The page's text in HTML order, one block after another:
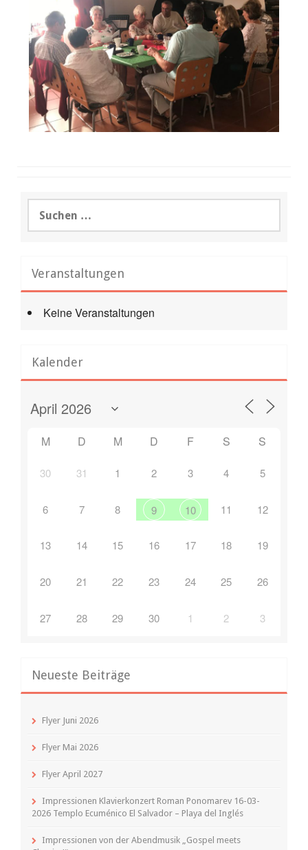
nach:
Veranstaltungen
Keine Veranstaltungen
Kalender
M D M D F S S
30 31 1 2 3 4 5
6 7 8 9 10 11 12
13 14 15 16 17 18 19
20 21 22 23 24 25 26
27 28 29 30 1 2 3
Neueste Beiträge
Flyer Juni 2026
Flyer Mai 2026
Flyer April 2027
Impressionen Klavierkonzert Roman Ponomarev 16-03-
2026 Templo Ecuménico El Salvador – Playa del Inglés
Impressionen von der Abendmusik „Gospel meets